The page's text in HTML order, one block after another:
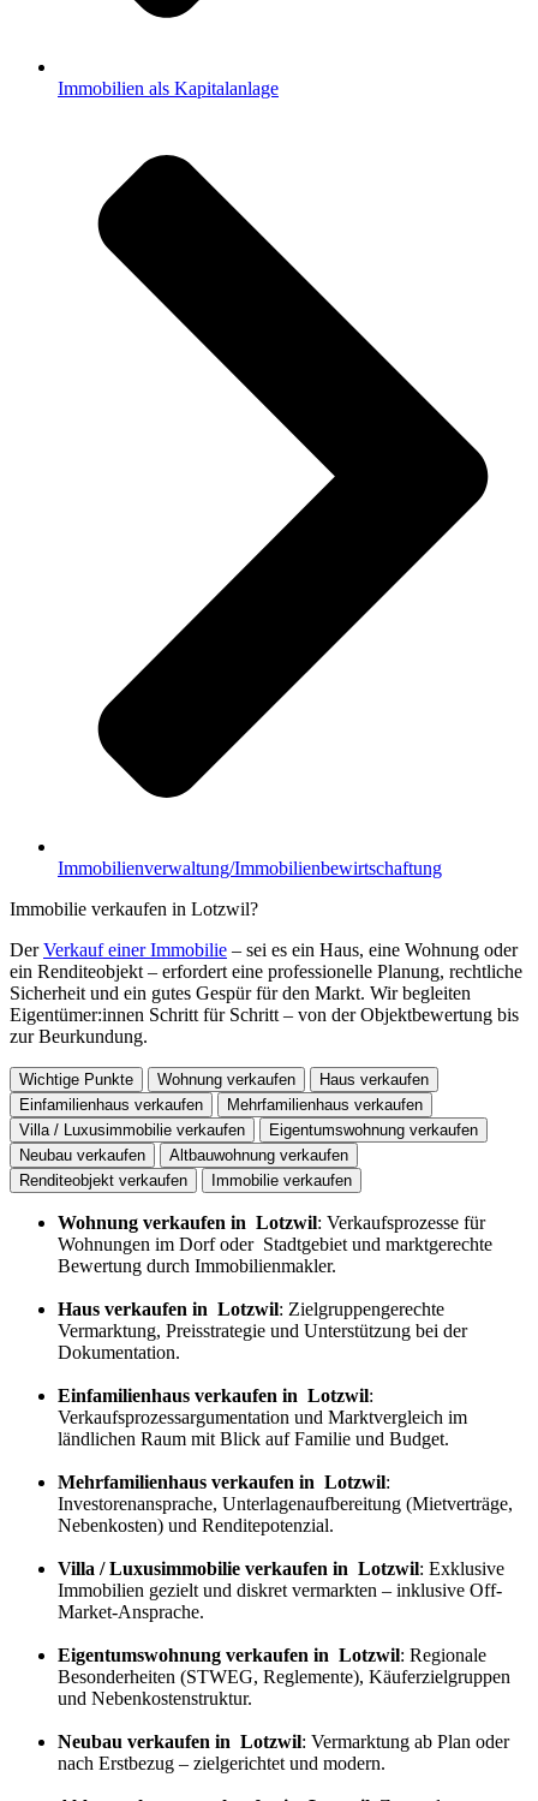
Immobilien als Kapitalanlage
Immobilienverwaltung/Immobilienbewirtschaftung
Immobilie verkaufen in Lotzwil?
DerVerkauf einer Immobilie – sei es ein Haus, eine Wohnung oder
ein Renditeobjekt – erfordert eine professionelle Planung, rechtliche
Sicherheit und ein gutes Gespür für den Markt. Wir begleiten
Eigentümer:innen Schritt für Schritt – von der Objektbewertung bis
zur Beurkundung.
Wichtige Punkte Wohnung verkaufen
Haus verkaufen
Einfamilienhaus verkaufen
Mehrfamilienhaus verkaufen
Villa / Luxusimmobilie verkaufen
Eigentumswohnung verkaufen
Neubau verkaufen
Altbauwohnung verkaufen
Renditeobjekt verkaufen
Immobilie verkaufen
Wohnung verkaufen in Lotzwil: Verkaufsprozesse für
Wohnungen im Dorf oder Stadtgebiet und marktgerechte
Bewertung durch Immobilienmakler.
Haus verkaufen in Lotzwil: Zielgruppengerechte
Vermarktung, Preisstrategie und Unterstützung bei der
Dokumentation.
Einfamilienhaus verkaufen in Lotzwil:
Verkaufsprozessargumentation und Marktvergleich im
ländlichen Raum mit Blick auf Familie und Budget.
Mehrfamilienhaus verkaufen in Lotzwil:
Investorenansprache, Unterlagenaufbereitung (Mietverträge,
Nebenkosten) und Renditepotenzial.
Villa / Luxusimmobilie verkaufen in Lotzwil: Exklusive
Immobilien gezielt und diskret vermarkten – inklusive Off-
Market-Ansprache.
Eigentumswohnung verkaufen in Lotzwil: Regionale
Besonderheiten (STWEG, Reglemente), Käuferzielgruppen
und Nebenkostenstruktur.
Neubau verkaufen in Lotzwil: Vermarktung ab Plan oder
nach Erstbezug – zielgerichtet und modern.